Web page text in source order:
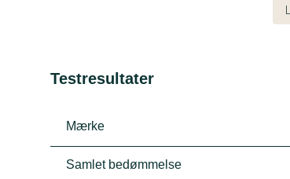
Testresultater
Mærke
Samlet bedømmelse